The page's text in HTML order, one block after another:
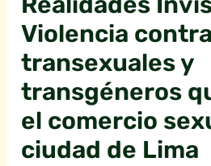
Violencia
transexuales y
transgéneros
el comercio
ciudad de Lima